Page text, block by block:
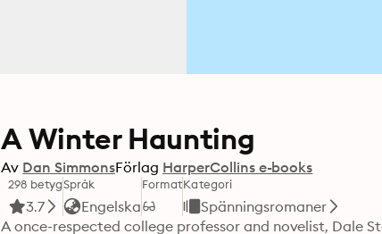
A Winter Haunting
Av Dan SimmonsFörlag HarperCollins e-books
298 betyg
3.7
Språk
Engelska
FormatKategori
Spänningsromaner
A once-respected college professor and novelist, Dale